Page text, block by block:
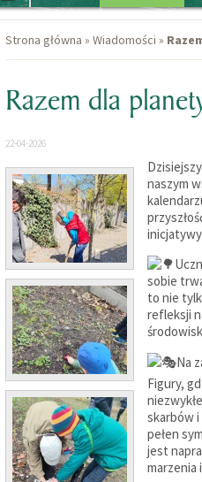
Strona główna » Wiadomości »
Razem dla
22-04-2026
naszym
sobie
to nie
refleksji
Na
Figury,
skarbów
pełen
jest
marzenia